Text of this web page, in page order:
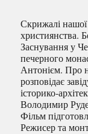
Скрижалі нашої
християнства.
Заснування у
печерного
Антонієм. Про
розповідає
історико-
Володимир
Фільм
Режисер та